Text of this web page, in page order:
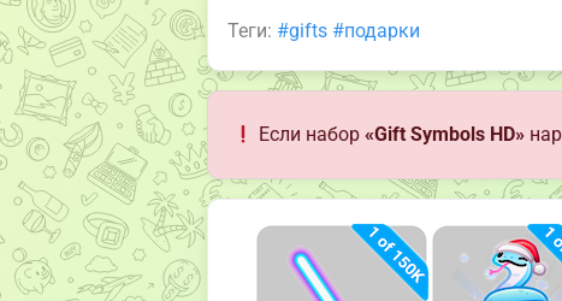
Теги: #gifts #подарки
Если набор«Gift Symbols HD»